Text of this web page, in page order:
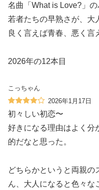
名曲「What is Love?」
若者たちの早熟さが、大
良く言えば青春、悪く言
2026年の12本目
こっちゃん
2026年1月17日
初々しい初恋〜
好きになる理由はよく分
的だなと思った。
どちらかというと両親の
ん、大人になると色々な